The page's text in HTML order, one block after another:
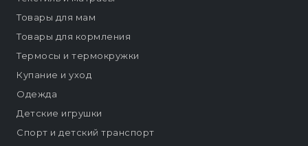
Товары для мам
Товары для кормления
Термосы и термокружки
Купание и уход
Одежда
Детские игрушки
Спорт и детский транспорт